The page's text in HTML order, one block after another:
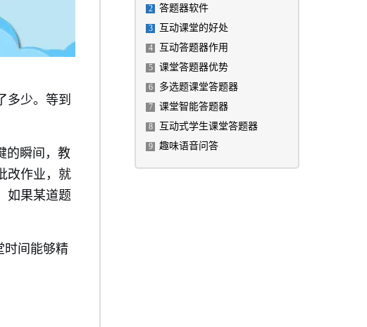
2 答题器软件
3 互动课堂的好处
4 互动答题器作用
5 课堂答题器优势
6 多选题课堂答题器
7 课堂智能答题器
8 互动式学生课堂答题器
9 趣味语音问答
多少。等到
的瞬间，教
改作业，就
如果某道题
时间能够精